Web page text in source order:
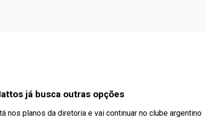
já busca outras opções
nos planos da diretoria e vai continuar no clube argentino